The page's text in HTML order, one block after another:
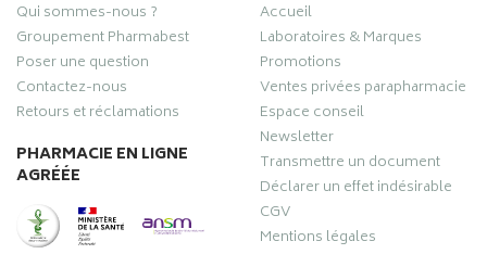
Qui sommes-nous ?
Groupement Pharmabest
Poser une question
Contactez-nous
Retours et réclamations
PHARMACIE EN LIGNE
AGRÉÉE
Accueil
Laboratoires & Marques
Promotions
Ventes privées parapharmacie
Espace conseil
Newsletter
Transmettre un document
Déclarer un effet indésirable
CGV
Mentions légales